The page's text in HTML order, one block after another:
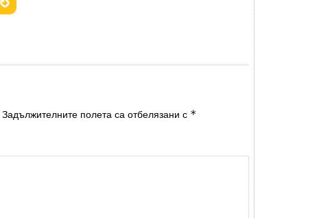
Задължителните полета са отбелязани с *